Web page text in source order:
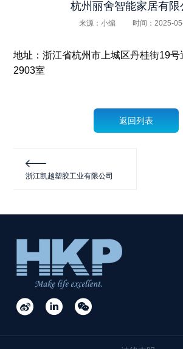
杭州丽舍智能家居有限
来源：小编 时间：2025-
地址：浙江省杭州市上城区丹桂街19号
2903室
返回列表

浙江凯越塑胶工业有限公司
  